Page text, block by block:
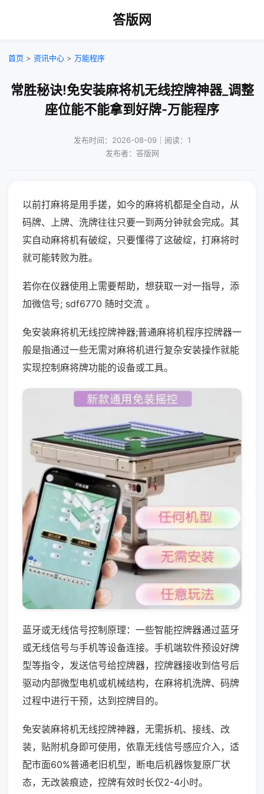
答版网
首页 > 资讯中心 > 万能程序
常胜秘诀!免安装麻将机无线控牌神器_调整
座位能不能拿到好牌-万能程序
发布时间：2026-08-09｜阅读：1
发布者：答版网
以前打麻将是用手搓，如今的麻将机都是全自动，从
码牌、上牌、洗牌往往只要一到两分钟就会完成。其
实自动麻将机有破绽，只要懂得了这破绽，打麻将时
就可能转败为胜。
若你在仪器使用上需要帮助，想获取一对一指导，添
加微信号; sdf6770 随时交流 。
免安装麻将机无线控牌神器;普通麻将机程序控牌器一
般是指通过一些无需对麻将机进行复杂安装操作就能
实现控制麻将牌功能的设备或工具。
蓝牙或无线信号控制原理：一些智能控牌器通过蓝牙
或无线信号与手机等设备连接。手机端软件预设好牌
型等指令，发送信号给控牌器，控牌器接收到信号后
驱动内部微型电机或机械结构，在麻将机洗牌、码牌
过程中进行干预，达到控牌目的。
免安装麻将机无线控牌神器，无需拆机、接线、改
装，贴附机身即可使用，依靠无线信号感应介入，适
配市面60%普通老旧机型，断电后机器恢复原厂状
态，无改装痕迹，控牌有效时长仅2-4小时。